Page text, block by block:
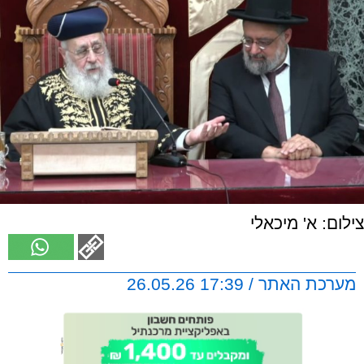
צילום: א' מיכאלי
מערכת האתר / 17:39 26.05.26